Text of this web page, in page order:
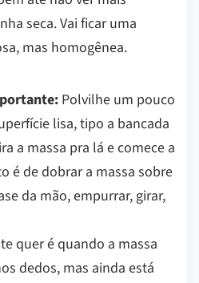
seca. Vai ficar uma
mas homogênea.
Polvilhe um pouco
lisa, tipo a bancada
a massa pra lá e comece a
é de dobrar a massa sobre
da mão, empurrar, girar,
quer é quando a massa
dedos, mas ainda está